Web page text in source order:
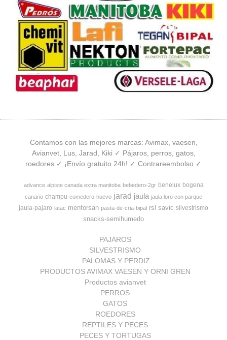
Contamos con las mejores marcas: Avimax, vaesen,
Avianvet, Lus, Jarad, Kiki ✓ Pájaros, perros, gatos,
roedores ✓ ¡Envío gratuito 24h! ✓ Contrareembolso ✓
advance alpiste canada extra manitoba bebedero-2gr benelux bogena
canario champu comedero huevo jarad jaula jaula loro con parque
jaula-pajaro latac menforsan pasta-de-cria-bipal rsl savic silvestrismo
snacks-semihumedo
PAJAROS
SILVESTRISMO
PALOMAS Y PERDIZ
PRODUCTOS AVIMAX VAESEN Y ORNI GREN
Productos avianvet
PERROS
GATOS
ROEDORES
REPTILES Y PECES
PECES Y TORTUGAS